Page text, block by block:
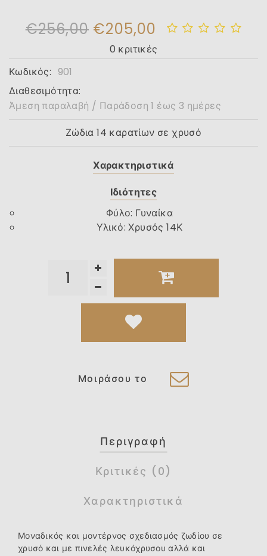
€256,00 €205,00
0 κριτικές
Κωδικός: 901
Διαθεσιμότητα:
Άμεση παραλαβή / Παράδοση 1 έως 3 ημέρες
Ζώδια 14 καρατίων σε χρυσό
Χαρακτηριστικά
Ιδιότητες
Φύλο: Γυναίκα
Υλικό:Χρυσός 14Κ
Μοιράσου το
Περιγραφή
Κριτικές (0)
Χαρακτηριστικά
Μοναδικός και μοντέρνος σχεδιασμός ζωδίου σε
χρυσό και με πινελές λευκόχρυσου αλλά και